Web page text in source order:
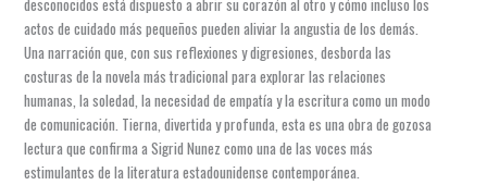
desconocidos está dispuesto a abrir su corazón al otro y cómo incluso los
actos de cuidado más pequeños pueden aliviar la angustia de los demás.
Una narración que, con sus reflexiones y digresiones, desborda las
costuras de la novela más tradicional para explorar las relaciones
humanas, la soledad, la necesidad de empatía y la escritura como un modo
de comunicación. Tierna, divertida y profunda, esta es una obra de gozosa
lectura que confirma a Sigrid Nunez como una de las voces más
estimulantes de la literatura estadounidense contemporánea.